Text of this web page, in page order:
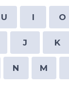
U I O
J K
N M